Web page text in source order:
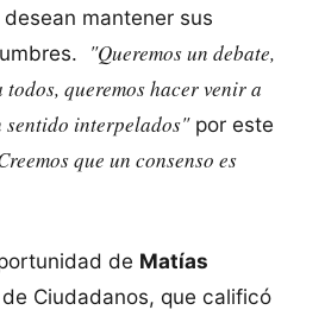
mantener sus
"Queremos un debate,
todos, queremos hacer venir a
sentido interpelados"por este
que un consenso es
de Matías
Ciudadanos, que calificó